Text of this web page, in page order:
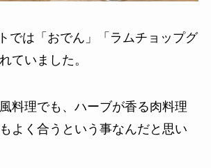
では「おでん」「ラムチョップグ
ていました。
料理でも、ハーブが香る肉料理
よく合うという事なんだと思い